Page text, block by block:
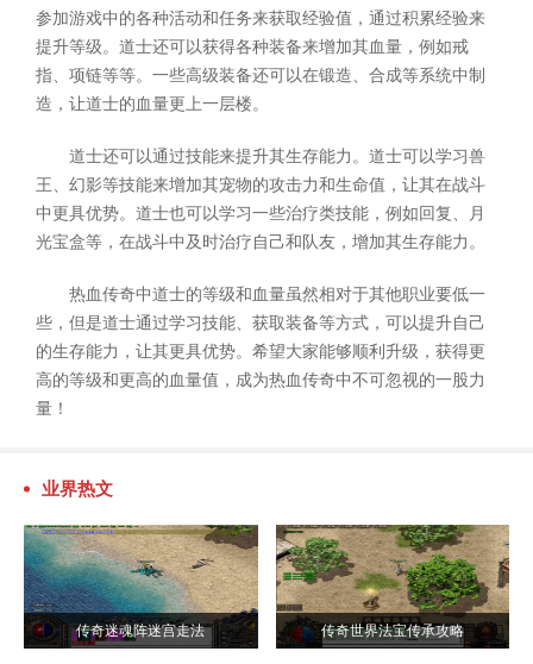
参加游戏中的各种活动和任务来获取经验值，通过积累经验来
提升等级。道士还可以获得各种装备来增加其血量，例如戒
指、项链等等。一些高级装备还可以在锻造、合成等系统中制
造，让道士的血量更上一层楼。
道士还可以通过技能来提升其生存能力。道士可以学习兽
王、幻影等技能来增加其宠物的攻击力和生命值，让其在战斗
中更具优势。道士也可以学习一些治疗类技能，例如回复、月
光宝盒等，在战斗中及时治疗自己和队友，增加其生存能力。
热血传奇中道士的等级和血量虽然相对于其他职业要低一
些，但是道士通过学习技能、获取装备等方式，可以提升自己
的生存能力，让其更具优势。希望大家能够顺利升级，获得更
高的等级和更高的血量值，成为热血传奇中不可忽视的一股力
量！
业界热文
传奇迷魂阵迷宫走法 传奇世界法宝传承攻略